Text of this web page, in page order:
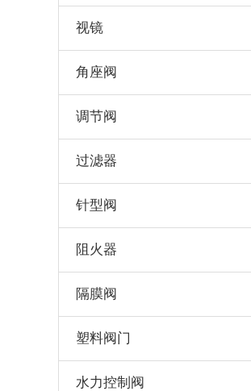
视镜
角座阀
调节阀
过滤器
针型阀
阻火器
隔膜阀
塑料阀门
水力控制阀